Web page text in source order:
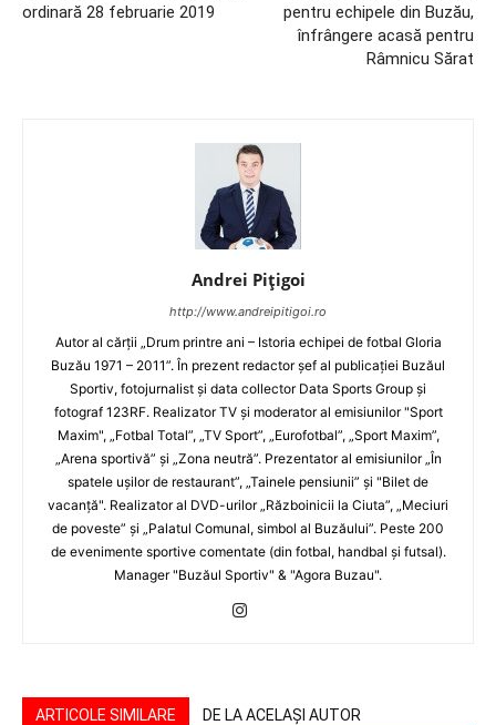
ordinară 28 februarie 2019
pentru echipele din Buzău,
înfrângere acasă pentru
Râmnicu Sărat
Andrei Pițigoi
http://www.andreipitigoi.ro
Autor al cărţii „Drum printre ani – Istoria echipei de fotbal Gloria
Buzău 1971 – 2011”. În prezent redactor şef al publicaţiei Buzăul
Sportiv, fotojurnalist şi data collector Data Sports Group şi
fotograf 123RF. Realizator TV şi moderator al emisiunilor "Sport
Maxim", „Fotbal Total”, „TV Sport”, „Eurofotbal”, „Sport Maxim”,
„Arena sportivă” şi „Zona neutră”. Prezentator al emisiunilor „În
spatele uşilor de restaurant”, „Tainele pensiunii” şi "Bilet de
vacanţă". Realizator al DVD-urilor „Războinicii la Ciuta”, „Meciuri
de poveste” şi „Palatul Comunal, simbol al Buzăului”. Peste 200
de evenimente sportive comentate (din fotbal, handbal şi futsal).
Manager "Buzăul Sportiv" & "Agora Buzau".
ARTICOLE SIMILARE DE LA ACELAȘI AUTOR